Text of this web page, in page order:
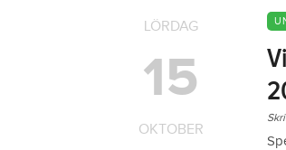
LÖRDAG
15
OKTOBER